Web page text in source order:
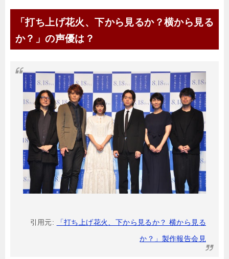
「打ち上げ花火、下から見るか？横から見る
か？」の声優は？
引用元:
「打ち上げ花火、下から見るか？ 横から見る
か？」製作報告会見